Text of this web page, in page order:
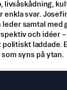
livsåskådning,
enkla svar.
leder samtal med
och idéer
laddade.
syns på ytan.